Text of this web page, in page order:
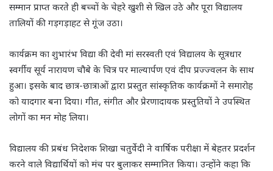
सम्मान प्राप्त करते ही बच्चों के चेहरे खुशी से खिल उठे और पूरा विद्यालय
तालियों की गड़गड़ाहट से गूंज उठा।
कार्यक्रम का शुभारंभ विद्या की देवी मां सरस्वती एवं विद्यालय के सूत्रधार
स्वर्गीय सूर्य नारायण चौबे के चित्र पर माल्यार्पण एवं दीप प्रज्ज्वलन के साथ
हुआ। इसके बाद छात्र-छात्राओं द्वारा प्रस्तुत सांस्कृतिक कार्यक्रमों ने समारोह
को यादगार बना दिया। गीत, संगीत और प्रेरणादायक प्रस्तुतियों ने उपस्थित
लोगों का मन मोह लिया।
विद्यालय की प्रबंध निदेशक शिखा चतुर्वेदी ने वार्षिक परीक्षा में बेहतर प्रदर्शन
करने वाले विद्यार्थियों को मंच पर बुलाकर सम्मानित किया। उन्होंने कहा कि